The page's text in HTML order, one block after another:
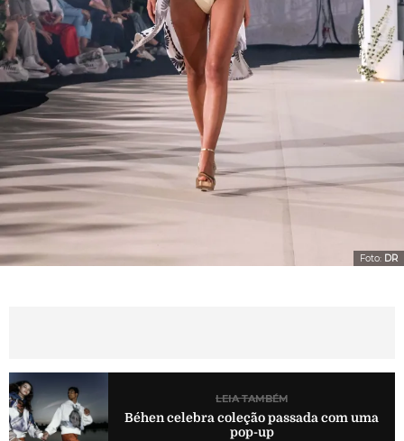
Foto: DR
LEIA TAMBÉM
Béhen celebra coleção passada com uma
pop-up